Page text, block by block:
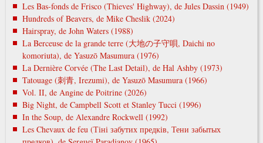
Les Bas-fonds de Frisco (Thieves' Highway), de Jules Dassin (1949)
Hundreds of Beavers, de Mike Cheslik (2024)
Hairspray, de John Waters (1988)
La Berceuse de la grande terre (大地の子守唄, Daichi no
komoriuta), de Yasuzō Masumura (1976)
La Dernière Corvée (The Last Detail), de Hal Ashby (1973)
Tatouage (刺青, Irezumi), de Yasuzō Masumura (1966)
Vol. II, de Angine de Poitrine (2026)
Big Night, de Campbell Scott et Stanley Tucci (1996)
In the Soup, de Alexandre Rockwell (1992)
Les Chevaux de feu (Тіні забутих предків, Тени забытых